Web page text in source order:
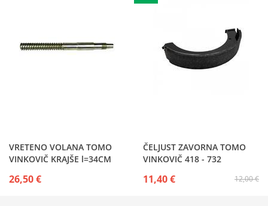
VRETENO VOLANA TOMO
VINKOVIČ KRAJŠE l=34CM
26,50 €
ČELJUST ZAVORNA TOMO
VINKOVIČ 418 - 732
12,00 €
11,40 €